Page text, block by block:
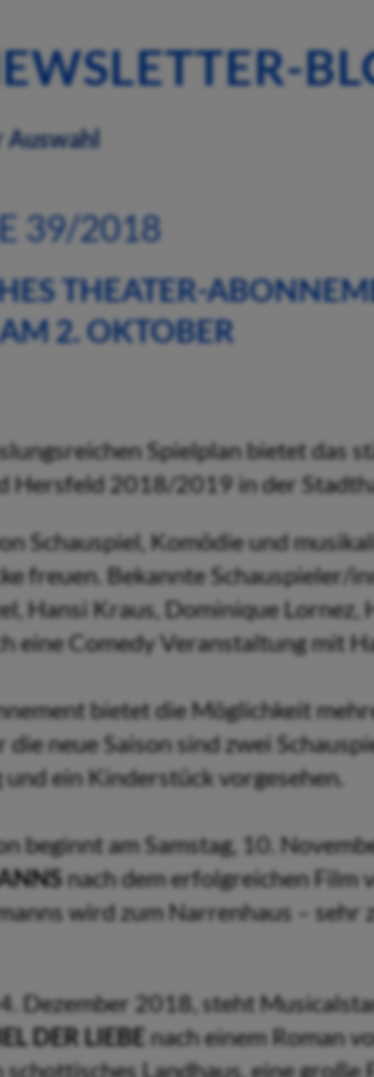
Auswahl
39/2018
THEATER-
2. OKTOBER
Spielplan bietet das
Hersfeld 2018/2019 in der
Schauspiel, Komödie und
freuen. Bekannte Schauspieler/
Hansi Kraus, Dominique
eine Comedy Veranstaltung mit
bietet die Möglichkeit
die neue Saison sind zwei
ein Kinderstück vorgesehen.
beginnt am Samstag, 10.
nach dem erfolgreichen Film
wird zum Narrenhaus – sehr
Dezember 2018, steht
DER LIEBE nach einem Roman
Landhaus, eine